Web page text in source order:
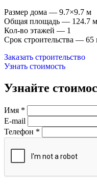
Размер дома — 9.7×9.7 м
Общая площадь — 124.7
Кол-во этажей — 1
Срок строительства — 65
Заказать строительство
Узнать стоимость
Узнайте
Имя *
E-mail
Телефон *